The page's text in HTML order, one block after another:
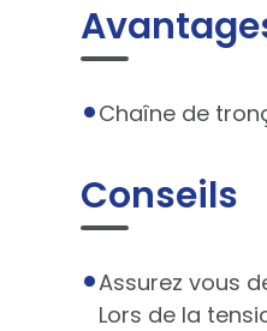
Chaîne de
Conseils
Assurez vous
Lors de la